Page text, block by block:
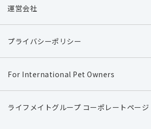
運営会社
プライバシーポリシー
For International Pet Owners
ライフメイトグループ コーポレートページ